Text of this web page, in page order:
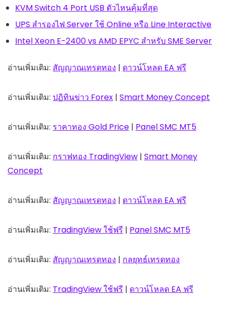
KVM Switch 4 Port USB ตัวไหนคุ้มที่สุด
UPS สำรองไฟ Server ใช้ Online หรือ Line Interactive
Intel Xeon E-2400 vs AMD EPYC สำหรับ SME Server
อ่านเพิ่มเติม: สัญญาณเทรดทอง | ดาวน์โหลด EA ฟรี
อ่านเพิ่มเติม: ปฏิทินข่าว Forex | Smart Money Concept
อ่านเพิ่มเติม: ราคาทอง Gold Price | Panel SMC MT5
อ่านเพิ่มเติม: กราฟทอง TradingView | Smart Money
Concept
อ่านเพิ่มเติม: สัญญาณเทรดทอง | ดาวน์โหลด EA ฟรี
อ่านเพิ่มเติม: TradingView ใช้ฟรี | Panel SMC MT5
อ่านเพิ่มเติม: สัญญาณเทรดทอง | กลยุทธ์เทรดทอง
อ่านเพิ่มเติม: TradingView ใช้ฟรี | ดาวน์โหลด EA ฟรี